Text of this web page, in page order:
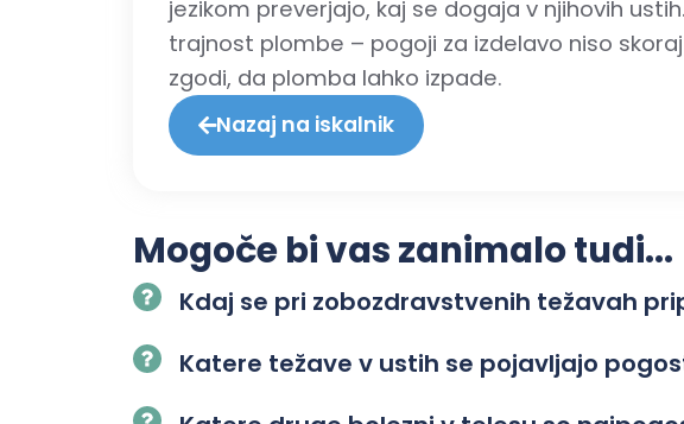
jezikom preverjajo, kaj se dogaja v njihovih
trajnost plombe – pogoji za izdelavo niso
zgodi, da plomba lahko izpade.
Nazaj na iskalnik
Mogoče bi vas zanimalo tudi...
Kdaj se pri zobozdravstvenih težavah
Katere težave v ustih se pojavljajo